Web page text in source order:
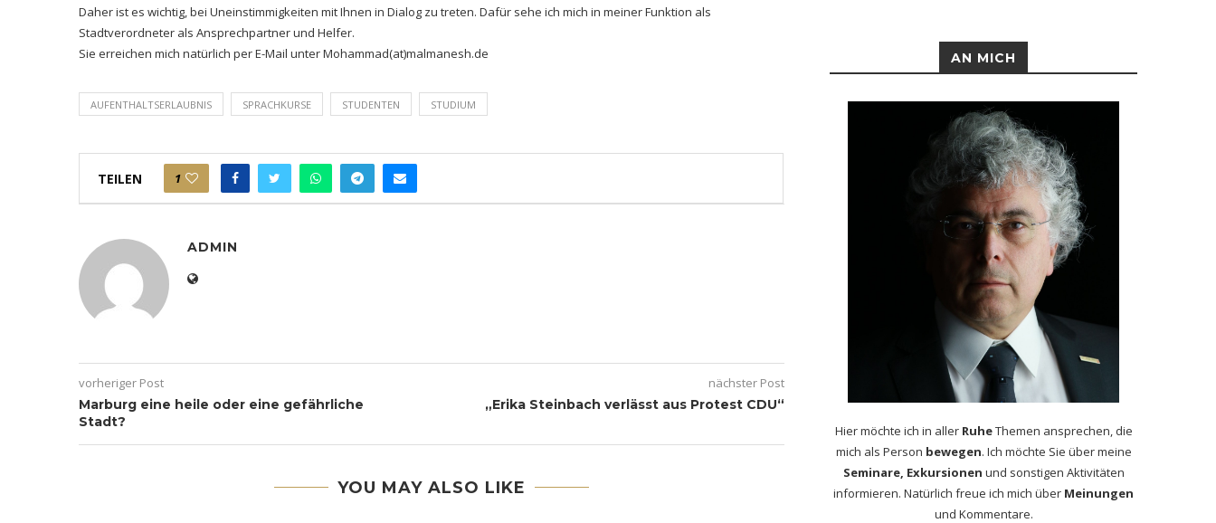
Daher ist es wichtig, bei Uneinstimmigkeiten mit Ihnen in Dialog zu treten. Dafür sehe ich mich in meiner Funktion als
Stadtverordneter als Ansprechpartner und Helfer.
Sie erreichen mich natürlich per E-Mail unter Mohammad(at)malmanesh.de
AUFENTHALTSERLAUBNIS SPRACHKURSE STUDENTEN STUDIUM
TEILEN 1
ADMIN
vorheriger Post
Marburg eine heile oder eine gefährliche
Stadt?
nächster Post
„Erika Steinbach verlässt aus Protest CDU“
YOU MAY ALSO LIKE
AN MICH
Hier möchte ich in aller RuheThemen ansprechen, die
mich als Person bewegen. Ich möchte Sie über meine
Seminare, Exkursionen und sonstigen Aktivitäten
informieren. Natürlich freue ich mich über Meinungen
und Kommentare.